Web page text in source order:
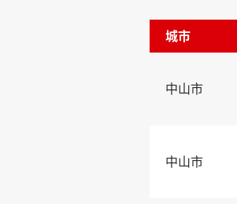
城市
中山市
中山市